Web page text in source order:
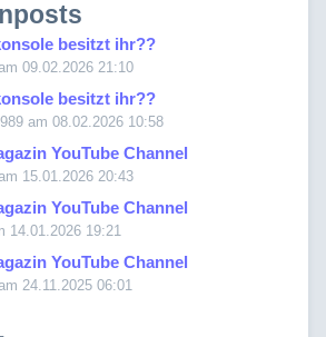
besitzt ihr??
09.02.2026 21:10
besitzt ihr??
am 08.02.2026 10:58
YouTube Channel
15.01.2026 20:43
YouTube Channel
14.01.2026 19:21
YouTube Channel
24.11.2025 06:01